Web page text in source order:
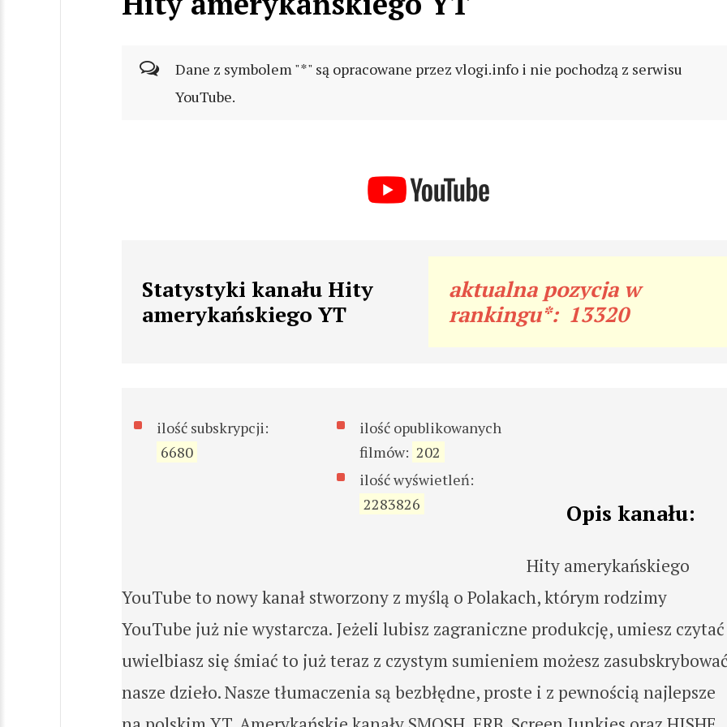
Dane z symbolem "*" są opracowane przez vlogi.info i nie pochodzą z serwisu
YouTube.
Statystyki kanału Hity
amerykańskiego YT
aktualna pozycja w
rankingu*: 13320
ilość subskrypcji:
6680
ilość opublikowanych
filmów: 202
ilość wyświetleń:
2283826
Opis kanału:
Hity amerykańskiego
YouTube to nowy kanał stworzony z myślą o Polakach, którym rodzimy
YouTube już nie wystarcza. Jeżeli lubisz zagraniczne produkcję, umiesz
uwielbiasz się śmiać to już teraz z czystym sumieniem możesz
nasze dzieło. Nasze tłumaczenia są bezbłędne, proste i z pewnością najlepsze